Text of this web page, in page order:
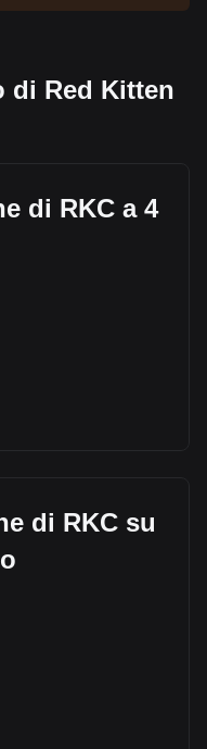
di Red Kitten
di RKC a 4
di RKC su